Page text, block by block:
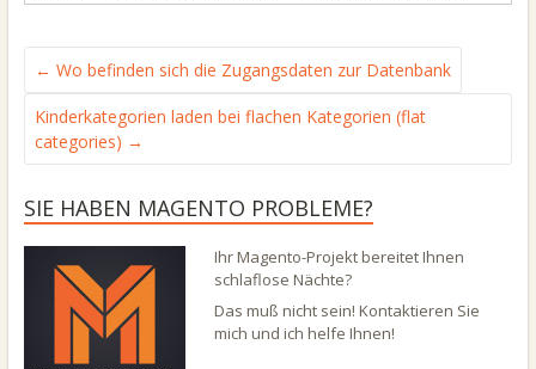
← Wo befinden sich die Zugangsdaten zur Datenbank
Kinderkategorien laden bei flachen Kategorien (flat
categories) →
SIE HABEN MAGENTO PROBLEME?
Ihr Magento-Projekt bereitet Ihnen
schlaflose Nächte?
Das muß nicht sein! Kontaktieren Sie
mich und ich helfe Ihnen!